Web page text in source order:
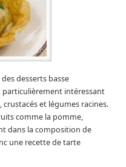
desserts basse
particulièrement intéressant
et légumes racines.
comme la pomme,
dans la composition de
une recette de tarte